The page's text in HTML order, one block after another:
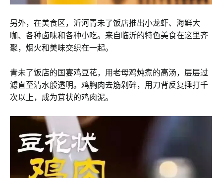
另外，在美食区，沂河青未了饭店推出小龙虾、海鲜大
咖、各种卤味和各种小吃。来自临沂的特色美食在这里齐
聚，烟火和美味交织在一起。
青未了饭店的国宴鸡豆花，用老母鸡炖煮的高汤，层层过
滤直至清水般透明。鸡胸肉去筋剁碎，用刀背反复捶打千
次以上，成为茸状的鸡肉泥。